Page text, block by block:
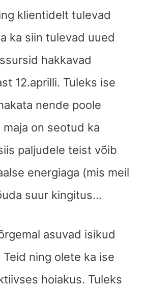
klientidelt tulevad
ka siin tulevad uued
hakkavad
12.aprilli. Tuleks ise
nende poole
maja on seotud ka
paljudele teist võib
energiaga (mis meil
suur kingitus…
asuvad isikud
ning olete ka ise
hoiakus. Tuleks